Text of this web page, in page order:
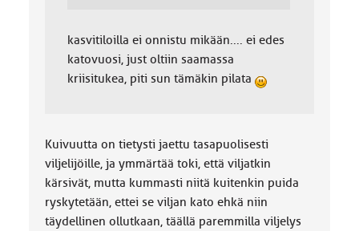
kasvitiloilla ei onnistu mikään.... ei edes
katovuosi, just oltiin saamassa
kriisitukea, piti sun tämäkin pilata
Kuivuutta on tietysti jaettu tasapuolisesti
viljelijöille, ja ymmärtää toki, että viljatkin
kärsivät, mutta kummasti niitä kuitenkin puida
ryskytetään, ettei se viljan kato ehkä niin
täydellinen ollutkaan, täällä paremmilla viljelys